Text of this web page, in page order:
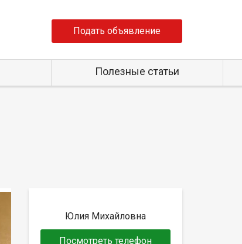
Подать объявление
Полезные статьи
Юлия Михайловна
Посмотреть телефон